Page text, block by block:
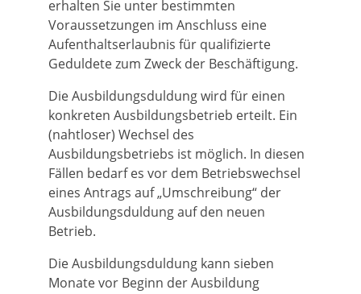
erhalten Sie unter bestimmten
Voraussetzungen im Anschluss eine
Aufenthaltserlaubnis für qualifizierte
Geduldete zum Zweck der Beschäftigung.
Die Ausbildungsduldung wird für einen
konkreten Ausbildungsbetrieb erteilt. Ein
(nahtloser) Wechsel des
Ausbildungsbetriebs ist möglich. In diesen
Fällen bedarf es vor dem Betriebswechsel
eines Antrags auf „Umschreibung“ der
Ausbildungsduldung auf den neuen
Betrieb.
Die Ausbildungsduldung kann sieben
Monate vor Beginn der Ausbildung